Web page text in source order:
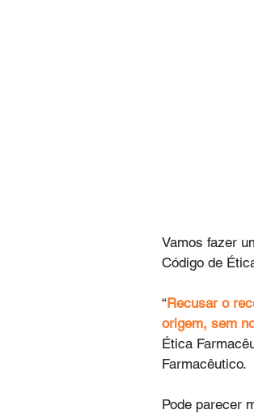
Vamos fazer
Código de
“Recusar o
origem, sem
Ética
Farmacêutico.
Pode parecer